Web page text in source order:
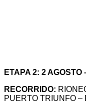
ETAPA 2: 2
RECORRIDO:
PUERTO TRIUNFO –